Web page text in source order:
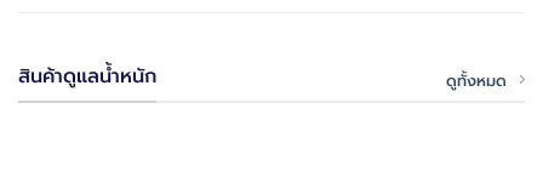
สินค้าดูแลน้ำหนัก ดูทั้งหมด